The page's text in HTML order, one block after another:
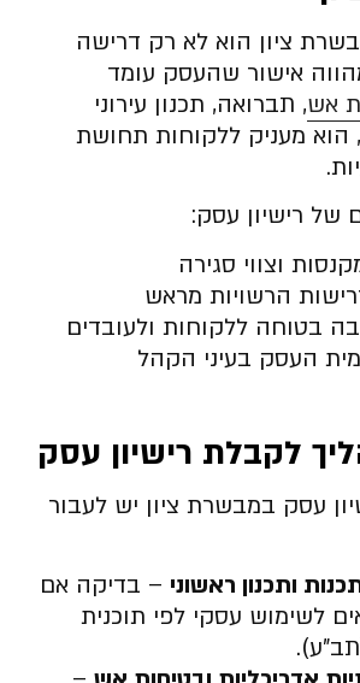
ציון הוא לא רק דרישה
אישור שהעסק עומד
אש, תברואה, תכנון עירוני
הוא מעניק ללקוחות תחושת
של רישיון עסק:
וצווי סגירה
הרשויות מראש
בטוחה ללקוחות ולעובדים
העסק בעיני הקהל
לקבלת רישיון עסק
עסק במבשרת ציון יש לעבור
ותכנון ראשוני – בדיקה אם
לשימוש עסקי לפי תוכנית